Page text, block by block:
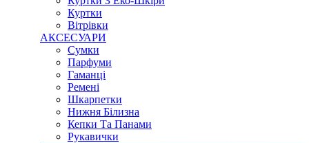
Куртки
Вітрівки
АКСЕСУАРИ
Сумки
Парфуми
Гаманці
Ремені
Шкарпетки
Нижня Білизна
Кепки Та Панами
Рукавички